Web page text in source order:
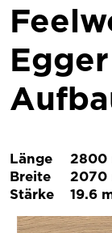
Länge
2800
Breite
2070
Stärke
19.6